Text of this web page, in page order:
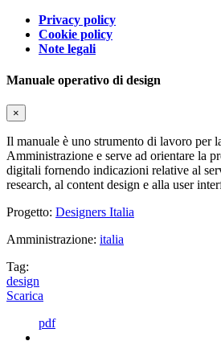
Privacy policy
Cookie policy
Note legali
Manuale operativo di design
×
Il manuale è uno strumento di lavoro per
Amministrazione e serve ad orientare la
digitali fornendo indicazioni relative al
research, al content design e alla user
Progetto: Designers Italia
Amministrazione: italia
Tag:
design
Scarica
pdf